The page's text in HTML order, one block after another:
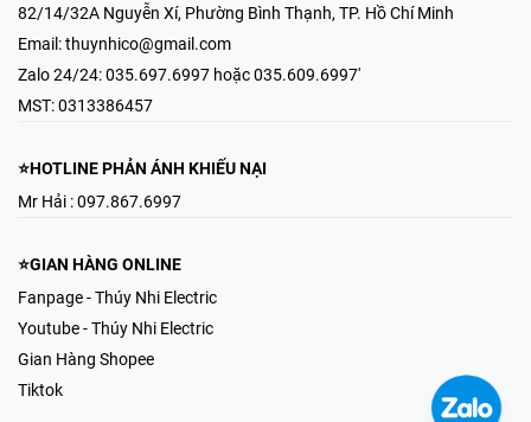
82/14/32A Nguyễn Xí, Phường Bình Thạnh, TP. Hồ Chí Minh
Email:thuynhico@gmail.com
Zalo 24/24:035.697.6997 hoặc 035.609.6997'
MST:0313386457
⭐HOTLINE PHẢN ÁNH KHIẾU NẠI
Mr Hải : 097.867.6997
⭐GIAN HÀNG ONLINE
Fanpage - Thúy Nhi Electric
Youtube - Thúy Nhi Electric
Gian Hàng Shopee
Tiktok